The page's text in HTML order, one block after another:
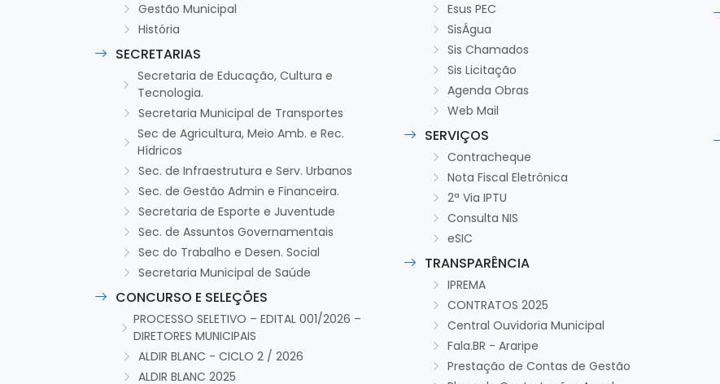
Gestão Municipal
História
SECRETARIAS
Secretaria de Educação, Cultura e
Tecnologia.
Secretaria Municipal de Transportes
Sec de Agricultura, Meio Amb. e Rec.
Hídricos
Sec. de Infraestrutura e Serv. Urbanos
Sec. de Gestão Admin e Financeira.
Secretaria de Esporte e Juventude
Sec. de Assuntos Governamentais
Sec do Trabalho e Desen. Social
Secretaria Municipal de Saúde
CONCURSO E SELEÇÕES
PROCESSO SELETIVO – EDITAL 001/2026 –
DIRETORES MUNICIPAIS
ALDIR BLANC - CICLO 2 / 2026
ALDIR BLANC 2025
Esus PEC
SisÁgua
Sis Chamados
Sis Licitação
Agenda Obras
Web Mail
SERVIÇOS
Contracheque
Nota Fiscal Eletrônica
2ª Via IPTU
Consulta NIS
eSIC
TRANSPARÊNCIA
IPREMA
CONTRATOS 2025
Central Ouvidoria Municipal
Fala.BR - Araripe
Prestação de Contas de Gestão